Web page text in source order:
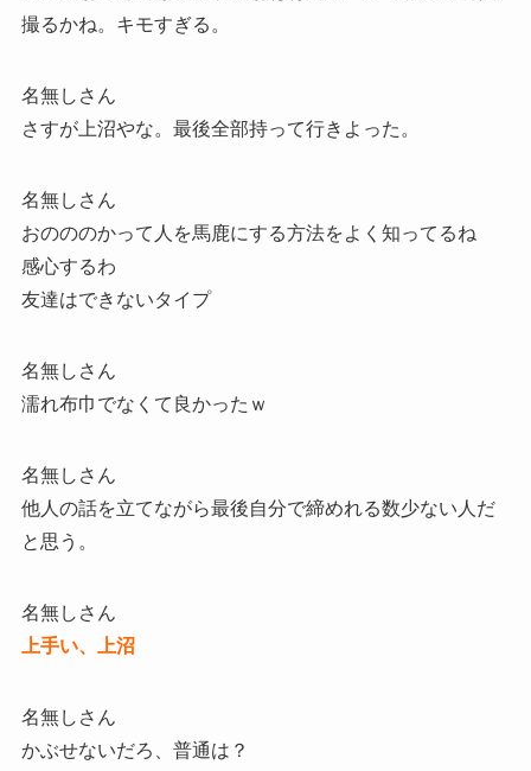
撮るかね。キモすぎる。
名無しさん
さすが上沼やな。最後全部持って行きよった。
名無しさん
おのののかって人を馬鹿にする方法をよく知ってるね
感心するわ
友達はできないタイプ
名無しさん
濡れ布巾でなくて良かったｗ
名無しさん
他人の話を立てながら最後自分で締めれる数少ない人だ
と思う。
名無しさん
上手い、上沼
名無しさん
かぶせないだろ、普通は？